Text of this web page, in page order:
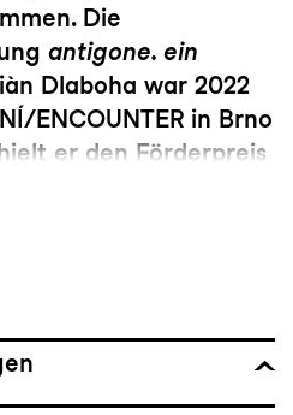
Die
antigone. ein
Dlaboha war 2022
ENCOUNTER in Brno
er den Förderpreis